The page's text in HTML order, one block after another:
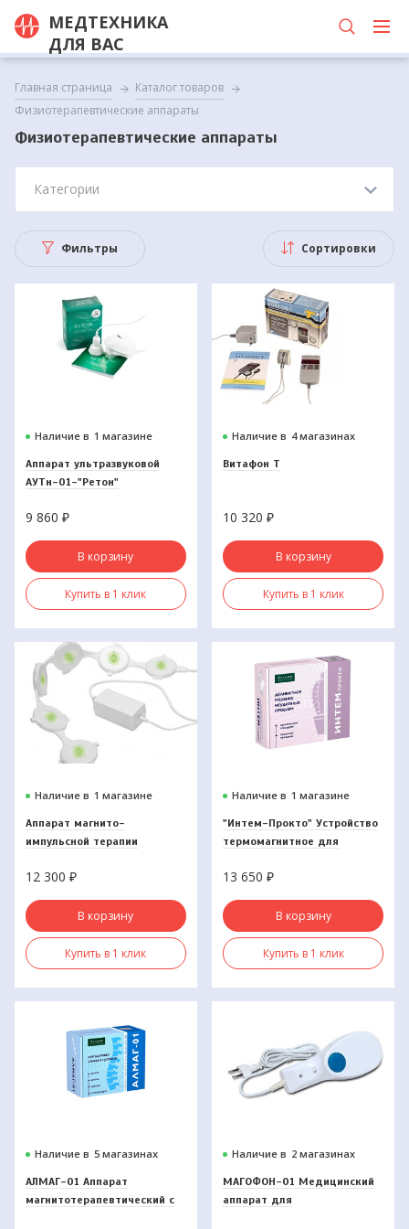
МЕДТЕХНИКА
ДЛЯ ВАС
Главная страница
Каталог товаров
Физиотерапевтические аппараты
Физиотерапевтические аппараты
Категории
Фильтры Сортировки
Наличие в 1 магазине
Аппарат ультразвуковой
АУТн-01-"Ретон"
9 860 ₽
В корзину
Купить в 1 клик
Наличие в 4 магазинах
Витафон Т
10 320₽
В корзину
Купить в 1 клик
Наличие в 1 магазине
Аппарат магнито-
импульсной терапии
12 300 ₽
В корзину
Купить в 1 клик
Наличие в 1 магазине
"Интем-Прокто" Устройство
термомагнитное для
прямой кишки
13 650₽
В корзину
Купить в 1 клик
Наличие в 5 магазинах
АЛМАГ-01 Аппарат
магнитотерапевтический с
Наличие в 2 магазинах
МАГОФОН-01 Медицинский
аппарат для